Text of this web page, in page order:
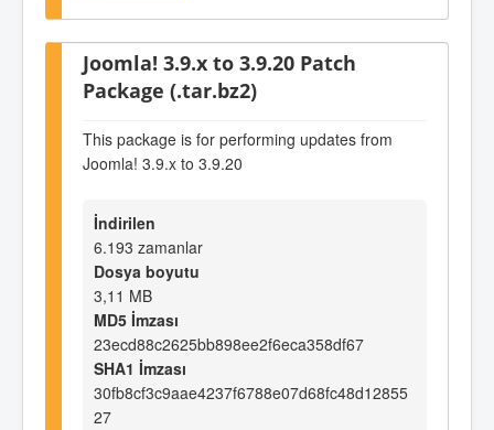
Joomla! 3.9.x to 3.9.20 Patch
Package (.tar.bz2)
This package is for performing updates from
Joomla! 3.9.x to 3.9.20
İndirilen
6.193 zamanlar
Dosya boyutu
3,11 MB
MD5 İmzası
23ecd88c2625bb898ee2f6eca358df67
SHA1 İmzası
30fb8cf3c9aae4237f6788e07d68fc48d12855
27